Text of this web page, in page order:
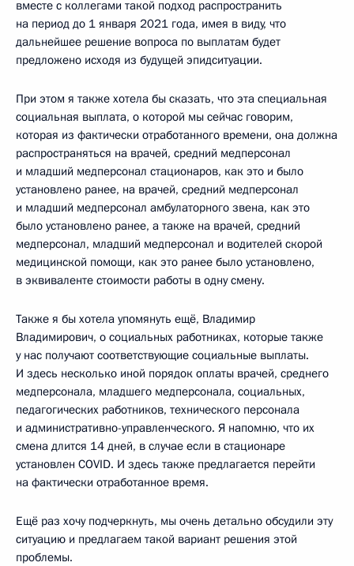
вместе с коллегами такой подход распространить
на период до 1 января 2021 года, имея в виду, что
дальнейшее решение вопроса по выплатам будет
предложено исходя из будущей эпидситуации.
При этом я также хотела бы сказать, что эта специальная
социальная выплата, о которой мы сейчас говорим,
которая из фактически отработанного времени, она должна
распространяться на врачей, средний медперсонал
и младший медперсонал стационаров, как это и было
установлено ранее, на врачей, средний медперсонал
и младший медперсонал амбулаторного звена, как это
было установлено ранее, а также на врачей, средний
медперсонал, младший медперсонал и водителей скорой
медицинской помощи, как это ранее было установлено,
в эквиваленте стоимости работы в одну смену.
Также я бы хотела упомянуть ещё, Владимир
Владимирович, о социальных работниках, которые также
у нас получают соответствующие социальные выплаты.
И здесь несколько иной порядок оплаты врачей, среднего
медперсонала, младшего медперсонала, социальных,
педагогических работников, технического персонала
и административно-управленческого. Я напомню, что их
смена длится 14 дней, в случае если в стационаре
установлен COVID. И здесь также предлагается перейти
на фактически отработанное время.
Ещё раз хочу подчеркнуть, мы очень детально обсудили эту
ситуацию и предлагаем такой вариант решения этой
проблемы.